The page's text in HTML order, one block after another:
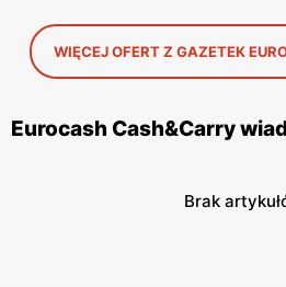
WIĘCEJ OFERT Z GAZETEK
Eurocash Cash&Carry
Brak